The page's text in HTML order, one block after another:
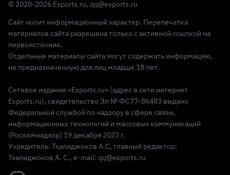
© 2020-2026 Esports.ru, qq@esports.ru
Сайт носит информационный характер. Перепечатка
материалов сайта разрешена только с активной ссылкой на
первоисточник.
Отдельные материалы сайта могут содержать информацию,
не предназначенную для лиц младше 18 лет.
Сетевое издание «Esports.ru» (адрес в сети интернет
Esports.ru), свидетельство Эл № ФС77-86483 выдано
Федеральной службой по надзору в сфере связи,
информационных технологий и массовых коммуникаций
(Роскомнадзор) 19 декабря 2023 г.
Учредитель: Тхалиджоков А.С, главный редактор:
Тхалиджоков А. С., e-mail: qq@esports.ru